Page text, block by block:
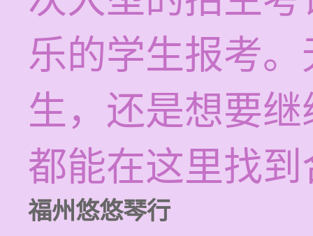
乐的学生报考
生，还是想要
都能在这里找
福州悠悠琴行